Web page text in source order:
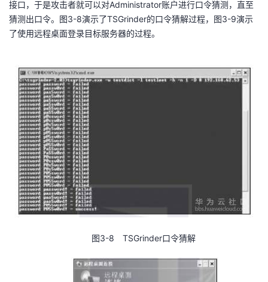
接口，于是攻击者就可以对Administrator账户进行口令猜测，直至
猜测出口令。图3-8演示了TSGrinder的口令猜解过程，图3-9演示
了使用远程桌面登录目标服务器的过程。
图3-8 TSGrinder口令猜解